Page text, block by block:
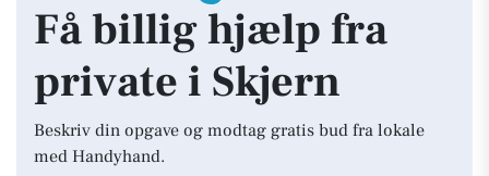
Få billig hjælp fra
private i Skjern
Beskriv din opgave og modtag gratis bud fra lokale
med Handyhand.